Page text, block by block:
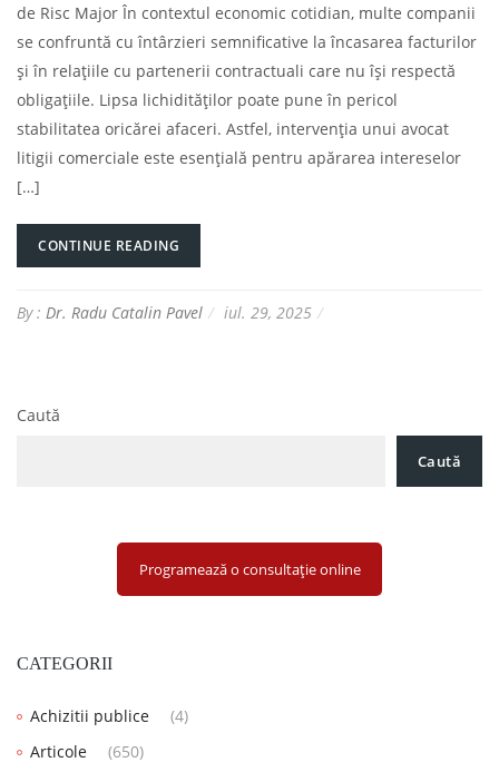
de Risc Major În contextul economic cotidian, multe companii
se confruntă cu întârzieri semnificative la încasarea facturilor
și în relațiile cu partenerii contractuali care nu își respectă
obligațiile. Lipsa lichidităților poate pune în pericol
stabilitatea oricărei afaceri. Astfel, intervenția unui avocat
litigii comerciale este esențială pentru apărarea intereselor
[…]
CONTINUE READING
By : Dr. Radu Catalin Pavel iul. 29, 2025
Caută
Caută
Programează o consultație online
CATEGORII
Achizitii publice
(4)
Articole
(650)